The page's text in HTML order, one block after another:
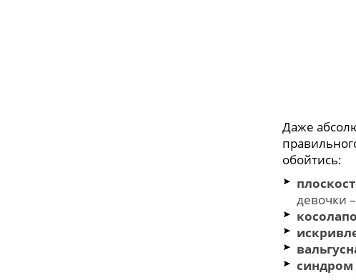
Даже
обойтись:
девочки
синдром